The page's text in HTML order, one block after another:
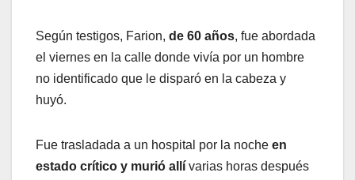
Según testigos, Farion, de 60 años, fue abordada
el viernes en la calle donde vivía por un hombre
no identificado que le disparó en la cabeza y
huyó.
Fue trasladada a un hospital por la noche en
estado crítico y murió allí varias horas después